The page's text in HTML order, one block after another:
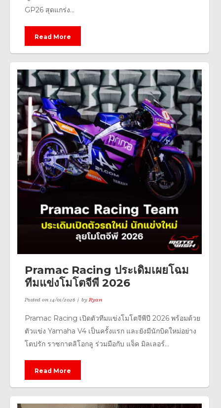
GP26 สุดแกร่ง...
Read More
Pramac Racing ประเดิมเผยโฉม
ทีมแข่งโมโตจีพี 2026
Posted on14/01/2026 byRyan
Pramac Racing เปิดตัวทีมแข่งโมโตจีพีปี 2026 พร้อมด้วย
ตัวแข่ง Yamaha V4 เป็นครั้งแรก และยังมีนักบิดใหม่อย่าง
โตปรัก ราซกาตลิโอกลู ร่วมมือกับ แจ็ค มิลเลอร์...
Read More